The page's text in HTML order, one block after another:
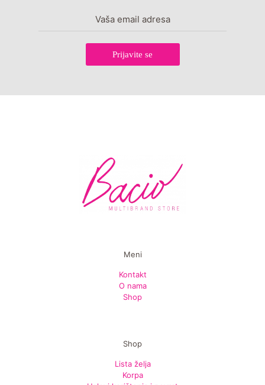
Prijavite se
Meni
Kontakt
O nama
Shop
Shop
Lista želja
Korpa